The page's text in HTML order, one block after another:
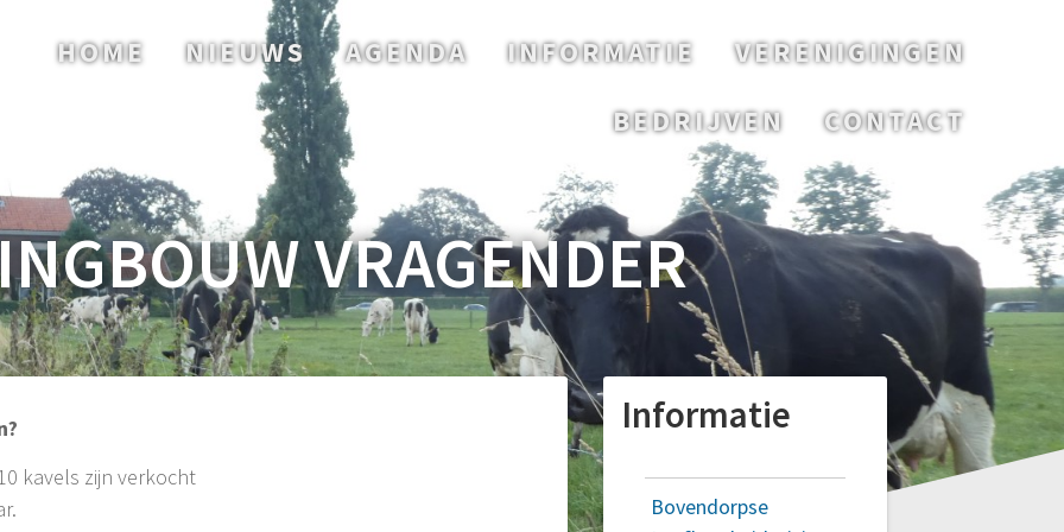
HOME NIEUWS AGENDA INFORMATIE
VERENIGINGEN
BEDRIJVEN
CONTACT
VRAGENDER
kavels zijn verkocht
Informatie
Bovendorpse